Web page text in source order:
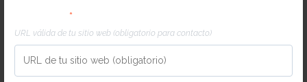
*
URL válida de tu sitio web (obligatorio para contacto)